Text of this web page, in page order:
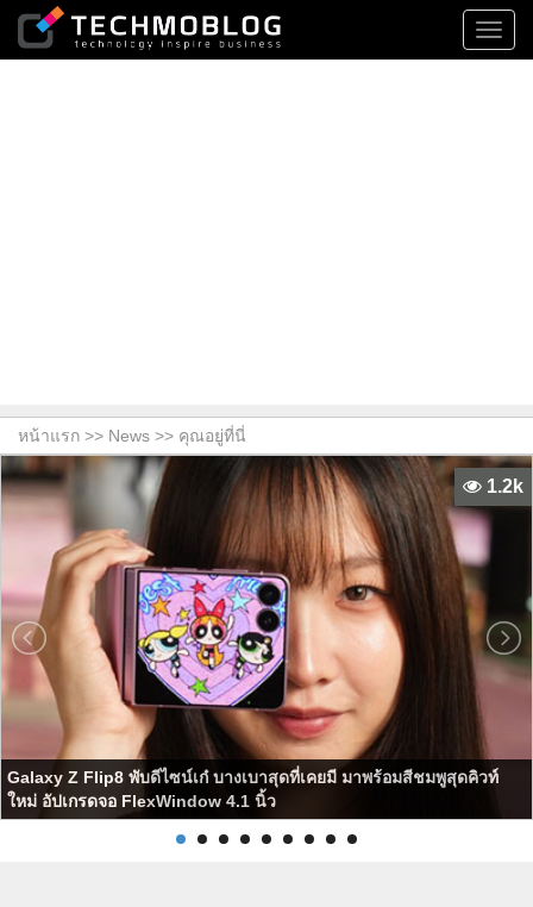
หน้าแรก >> News >> คุณอยู่ที่นี่
Galaxy Z Flip8 พับดีไซน์เก๋ บางเบาสุดที่เคยมี มาพร้อมสีชมพูสุดคิวท์
ใหม่ อัปเกรดจอ FlexWindow 4.1 นิ้ว
1.2k